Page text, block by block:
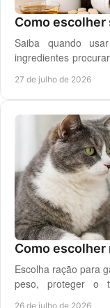
Como
Saiba quando
ingredientes
27 de julho de 2026
Como
Escolha ração para
peso, proteger o
26 de julho de 2026